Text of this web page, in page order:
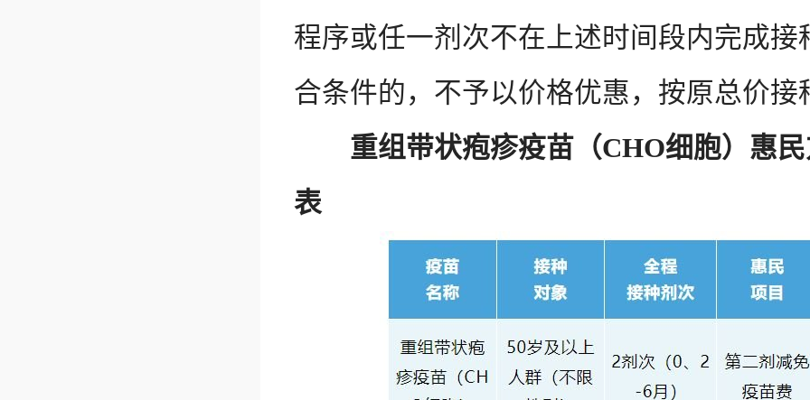
程序或任一剂次不在上述时间段内完成接
合条件的，不予以价格优惠，按原总价接
重组带状疱疹疫苗（CHO细胞） 惠
表